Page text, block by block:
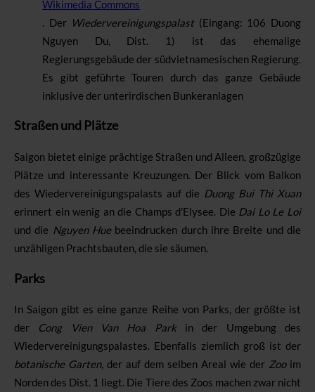
. Der Wiedervereinigungspalast(Eingang: 106 Duong
Nguyen Du, Dist. 1) ist das ehemalige
Regierungsgebäude der südvietnamesischen Regierung.
Es gibt geführte Touren durch das ganze Gebäude
inklusive der unterirdischen Bunkeranlagen
Straßen und Plätze
Saigon bietet einige prächtige Straßen und Alleen, großzügige
Plätze und interessante Kreuzungen. Der Blick vom Balkon
des Wiedervereinigungspalasts auf die Duong Bui Thi Xuan
erinnert ein wenig an die Champs d'Elysee. Die Dai Lo Le Loi
und die Nguyen Huebeeindrucken durch ihre Breite und die
unzähligen Prachtsbauten, die sie säumen.
Parks
In Saigon gibt es eine ganze Reihe von Parks, der größte ist
der Cong Vien Van Hoa Parkin der Umgebung des
Wiedervereinigungspalastes. Ebenfalls ziemlich groß ist der
botanische Garten, der auf dem selben Areal wie der Zooim
Norden des Dist. 1 liegt. Die Tiere des Zoos machen zwar nicht